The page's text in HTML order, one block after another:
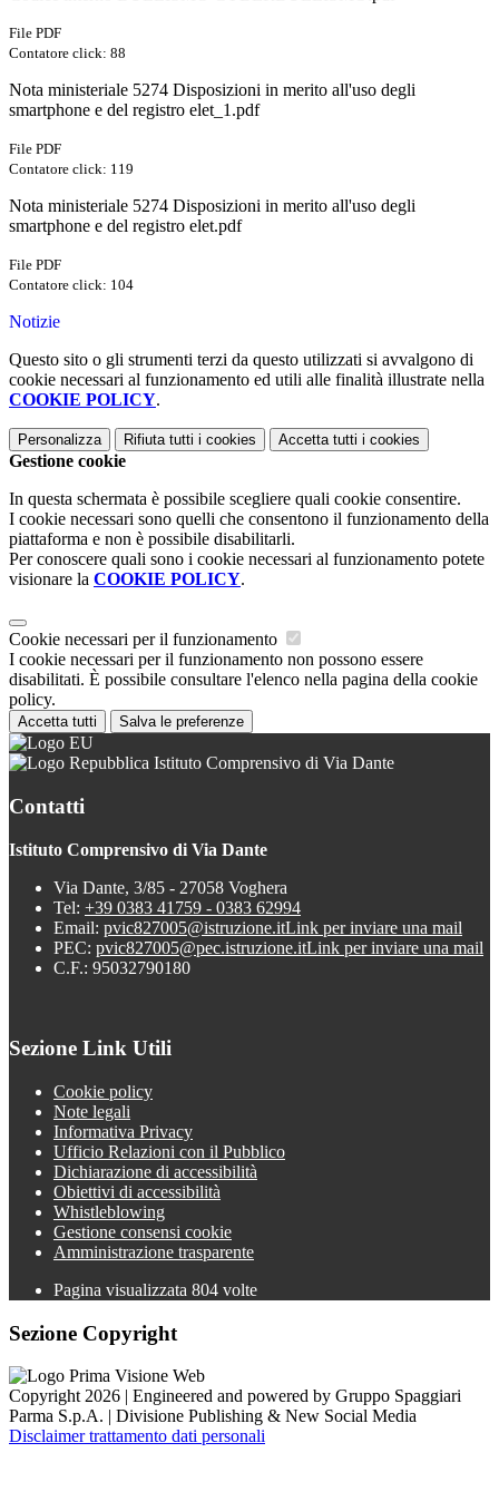
File PDF
Contatore click: 88
Nota ministeriale 5274 Disposizioni in merito all'uso degli
smartphone e del registro elet_1.pdf
File PDF
Contatore click: 119
Nota ministeriale 5274 Disposizioni in merito all'uso degli
smartphone e del registro elet.pdf
File PDF
Contatore click: 104
Notizie
Questo sito o gli strumenti terzi da questo utilizzati si avvalgono di
cookie necessari al funzionamento ed utili alle finalità illustrate nella
COOKIE POLICY.
Personalizza Rifiuta tutti i cookies Accetta tutti i cookies
Gestione cookie
In questa schermata è possibile scegliere quali cookie consentire.
I cookie necessari sono quelli che consentono il funzionamento della
piattaforma e non è possibile disabilitarli.
Per conoscere quali sono i cookie necessari al funzionamento potete
visionare la COOKIE POLICY.
Cookie necessari per il funzionamento
I cookie necessari per il funzionamento non possono essere
disabilitati. È possibile consultare l'elenco nella pagina della cookie
policy.
Accetta tutti Salva le preferenze
Istituto Comprensivo di Via Dante
Contatti
Istituto Comprensivo di Via Dante
Via Dante, 3/85 - 27058 Voghera
Tel: +39 0383 41759 - 0383 62994
Email: pvic827005@istruzione.itLink per inviare una mail
PEC: pvic827005@pec.istruzione.itLink per inviare una mail
C.F.: 95032790180
Sezione Link Utili
Cookie policy
Note legali
Informativa Privacy
Ufficio Relazioni con il Pubblico
Dichiarazione di accessibilità
Obiettivi di accessibilità
Whistleblowing
Gestione consensi cookie
Amministrazione trasparente
Pagina visualizzata 804 volte
Sezione Copyright
Copyright 2026 | Engineered and powered by Gruppo Spaggiari
Parma S.p.A. | Divisione Publishing & New Social Media
Disclaimer trattamento dati personali